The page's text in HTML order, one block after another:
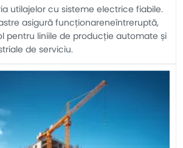
utilajelor cu sisteme electrice fiabile.
asigură funcționareneîntreruptă,
pentru liniile de producție automate și
de serviciu.